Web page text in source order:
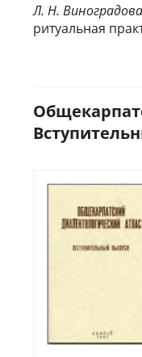
Л. Н.
ритуальная